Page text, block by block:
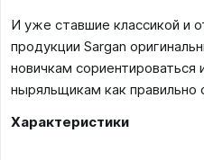
И уже ставшие классикой и
продукции Sargan
новичкам
ныряльщикам как правильно
Характеристики